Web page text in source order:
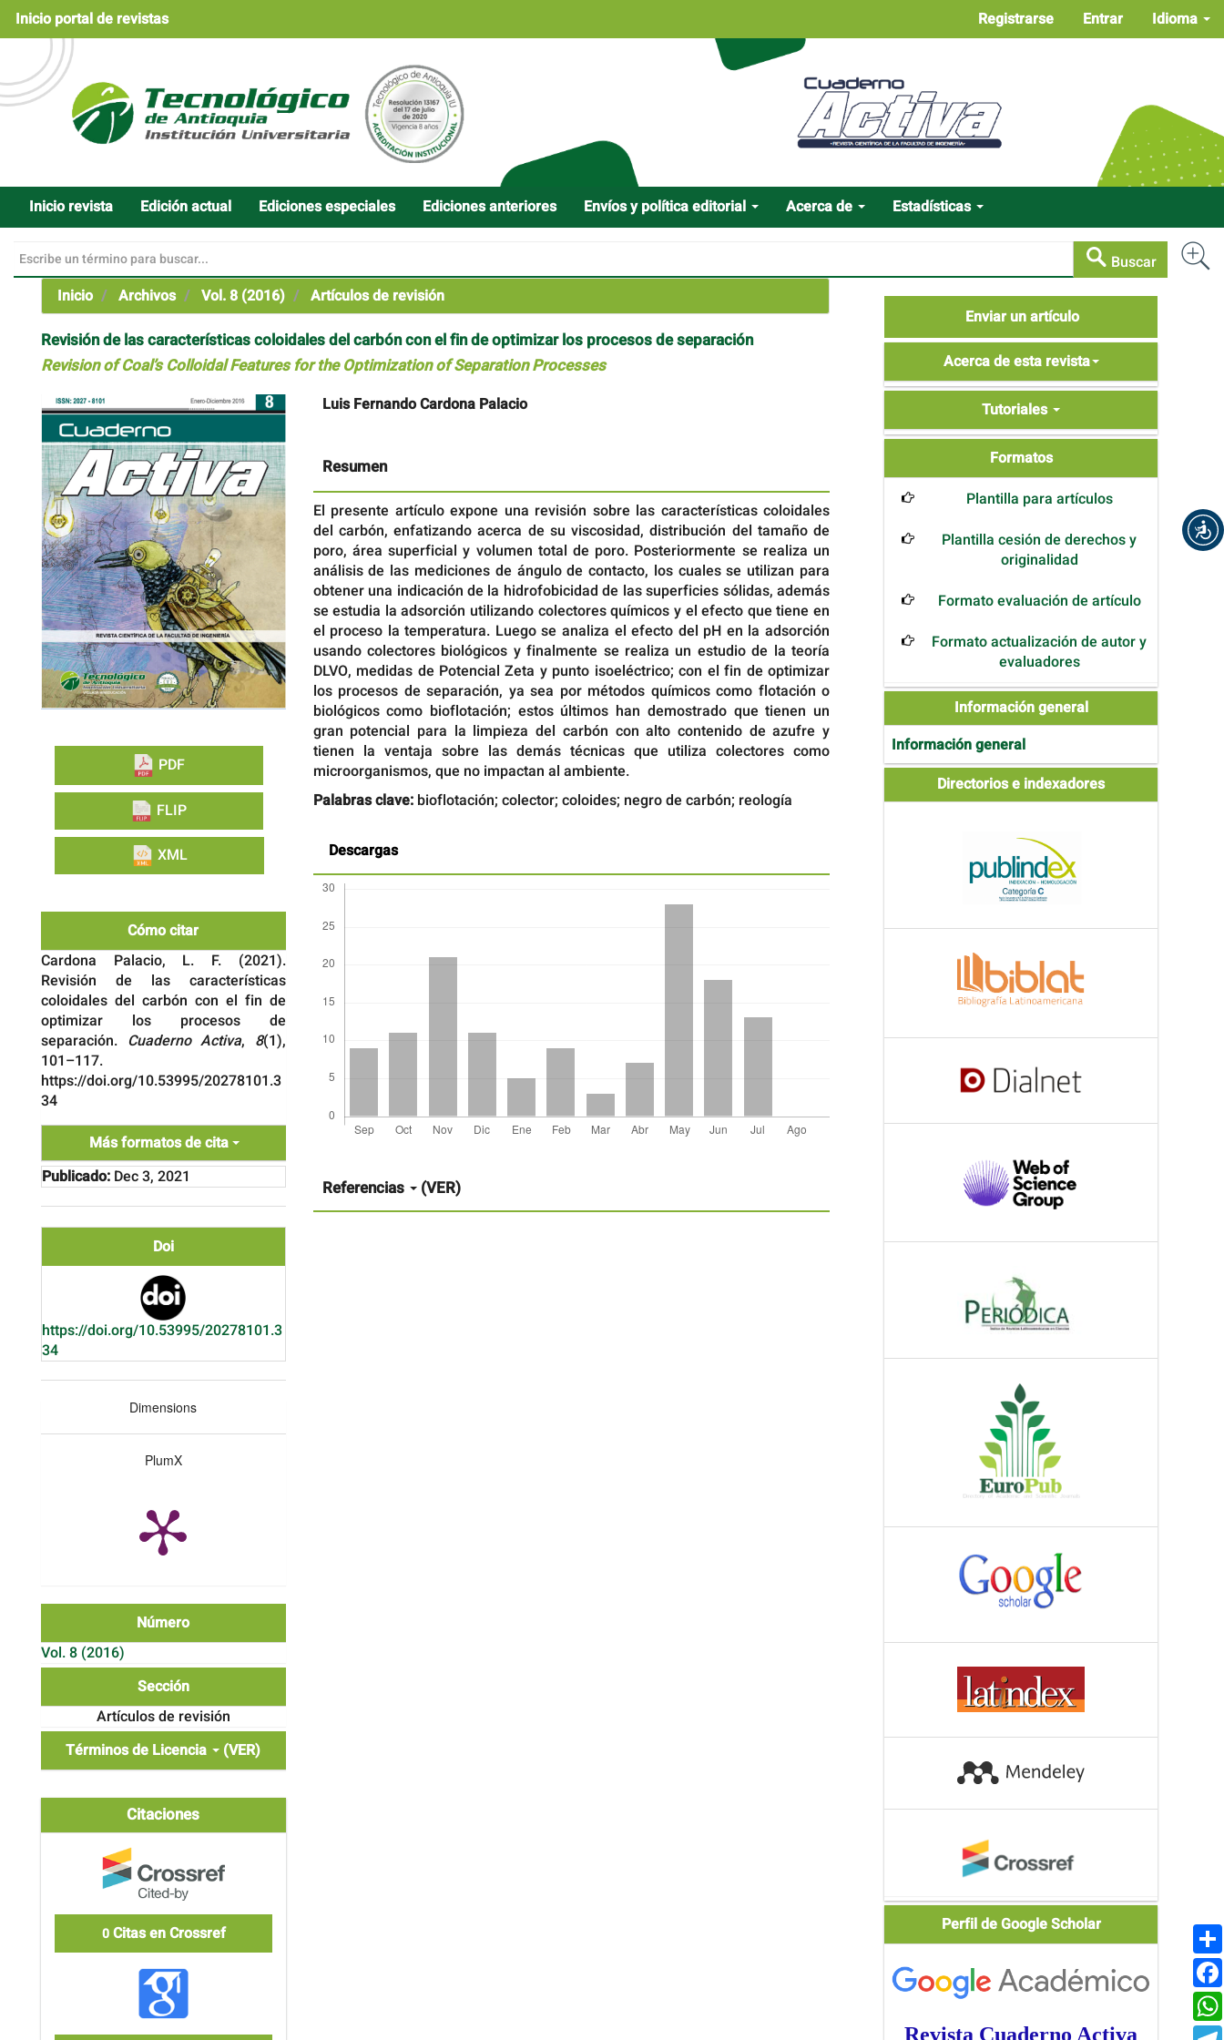
Navegación
principal
Contenido
principal
Barra
lateral
Inicio portal de revistas Idioma
Registrarse Entrar
Inicio revista Edición actual Ediciones especiales Ediciones anteriores Envíos y política editorial Acerca de Estadísticas
Buscar
Inicio
Archivos Vol. 8 (2016) Artículos de revisión
Revisión de las características coloidales del carbón con el fin de optimizar los procesos de separación
Revision of Coal’s Colloidal Features for the Optimization of Separation Processes
Barra
lateral
del
artículo
PDF
FLIP
XML
Cómo citar
Cardona Palacio, L. F. (2021).
Revisión de las características
coloidales del carbón con el fin de
optimizar los procesos de
separación. Cuaderno Activa, 8(1),
101–117.
https://doi.org/10.53995/20278101.3
34
Más formatos de cita
Publicado: Dec 3, 2021
Doi
https://doi.org/10.53995/20278101.3
34
Dimensions
PlumX
Número
Vol. 8 (2016)
Sección
Artículos de revisión
Términos de Licencia
(VER)
Citaciones
0Citas en Crossref
Contenido
principal
Luis Fernando Cardona Palacio
Resumen
El presente artículo expone una revisión sobre las características coloidales
del carbón, enfatizando acerca de su viscosidad, distribución del tamaño de
poro, área superficial y volumen total de poro. Posteriormente se realiza un
análisis de las mediciones de ángulo de contacto, los cuales se utilizan para
obtener una indicación de la hidrofobicidad de las superficies sólidas, además
se estudia la adsorción utilizando colectores químicos y el efecto que tiene en
el proceso la temperatura. Luego se analiza el efecto del pH en la adsorción
usando colectores biológicos y finalmente se realiza un estudio de la teoría
DLVO, medidas de Potencial Zeta y punto isoeléctrico; con el fin de optimizar
los procesos de separación, ya sea por métodos químicos como flotación o
biológicos como bioflotación; estos últimos han demostrado que tienen un
gran potencial para la limpieza del carbón con alto contenido de azufre y
tienen la ventaja sobre las demás técnicas que utiliza colectores como
microorganismos, que no impactan al ambiente.
Palabras clave:bioflotación; colector; coloides; negro de carbón; reología
Descargas
artículo
Referencias (VER)
un
artículo
Enviar un artículo
Acerca de esta revista
Tutoriales
Formatos
Plantilla para artículos
Plantilla cesión de derechos y
originalidad
Formato evaluación de artículo
Formato actualización de autor y
evaluadores
Información general
Información general
Directories
and
Directorios e indexadores
ScholarPerfil de Google Scholar